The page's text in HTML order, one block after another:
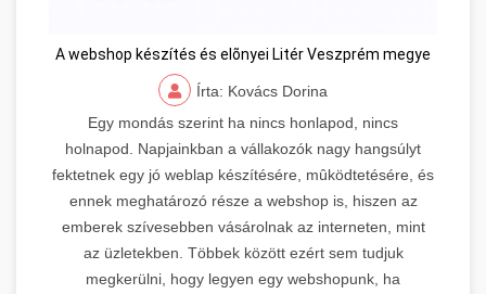
A webshop készítés és elõnyei Litér Veszprém megye
Írta: Kovács Dorina
Egy mondás szerint ha nincs honlapod, nincs
holnapod. Napjainkban a vállakozók nagy hangsúlyt
fektetnek egy jó weblap készítésére, mûködtetésére, és
ennek meghatározó része a webshop is, hiszen az
emberek szívesebben vásárolnak az interneten, mint
az üzletekben. Többek között ezért sem tudjuk
megkerülni, hogy legyen egy webshopunk, ha